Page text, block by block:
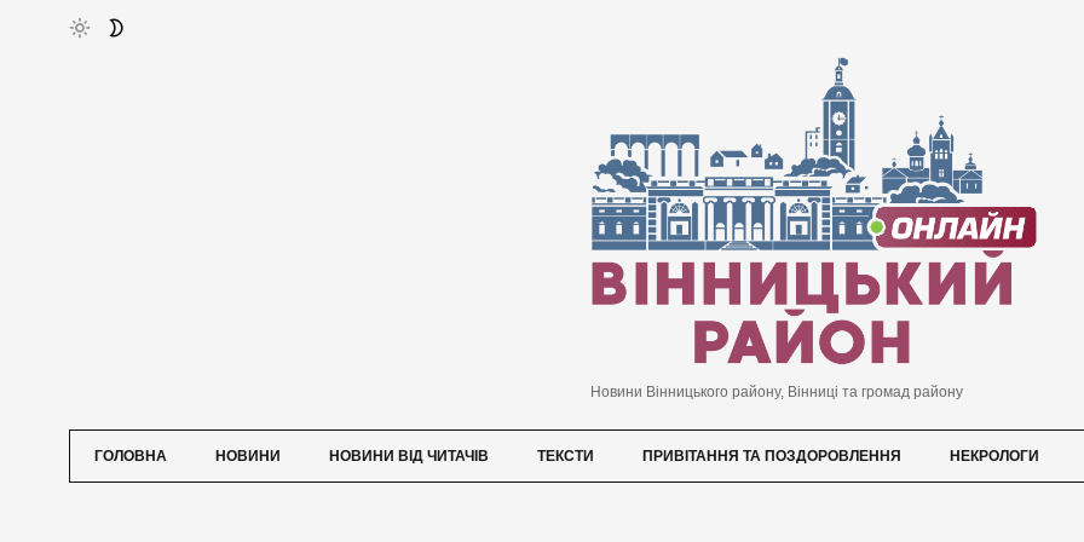
Новини Вінницького району, Вінниці та громад району
ГОЛОВНА НОВИНИ НОВИНИ ВІД ЧИТАЧІВ ТЕКСТИ ПРИВІТАННЯ ТА ПОЗДОРОВЛЕННЯ НЕКРОЛОГИ